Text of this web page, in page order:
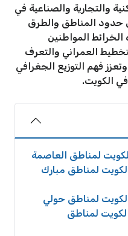
والتجارية والصناعية في
حدود المناطق والطرق
المواطنين
العمراني والتعرف
فهم التوزيع الجغرافي
الكويت.
لمناطق العاصمة
لمناطق مبارك
لمناطق حولي
لمناطق